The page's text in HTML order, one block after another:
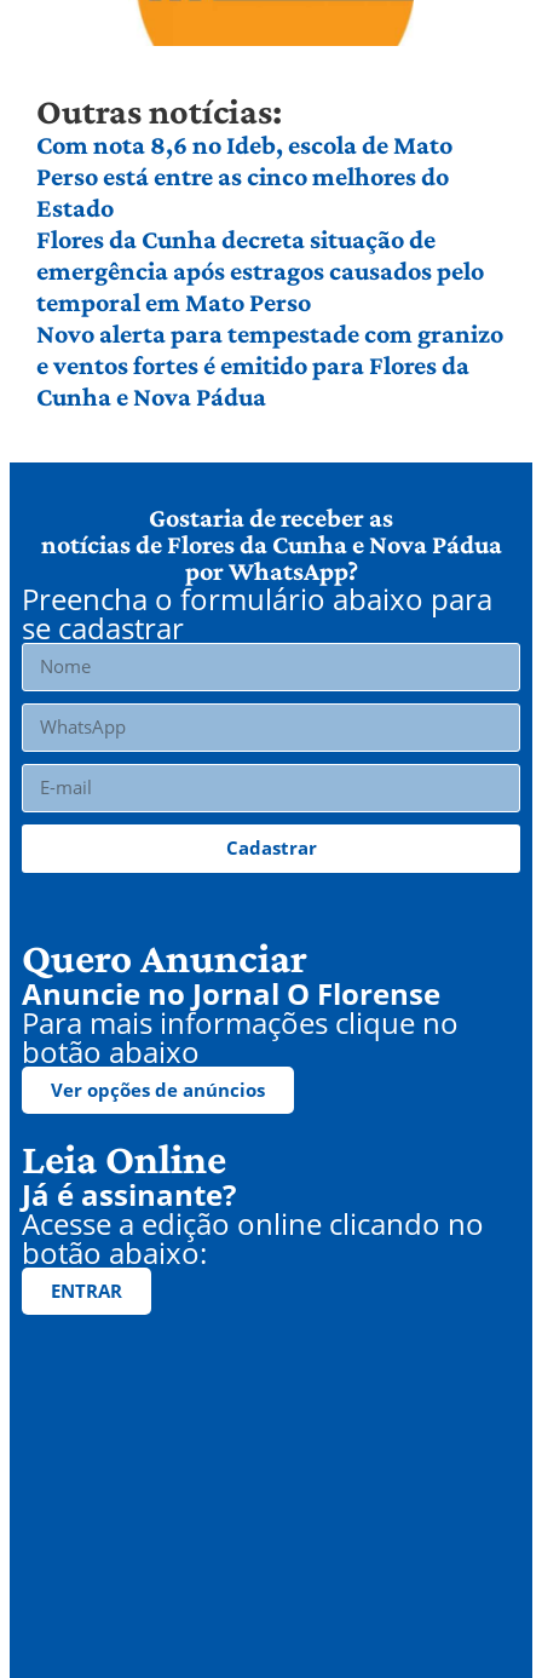
Outras notícias:
Com nota 8,6 no Ideb, escola de Mato
Perso está entre as cinco melhores do
Estado
Flores da Cunha decreta situação de
emergência após estragos causados pelo
temporal em Mato Perso
Novo alerta para tempestade com granizo
e ventos fortes é emitido para Flores da
Cunha e Nova Pádua
Gostaria de receber as
notícias de Flores da Cunha e Nova Pádua
por WhatsApp?
Preencha o formulário abaixo para
se cadastrar
Cadastrar
Quero Anunciar
Anuncie no Jornal O Florense
Para mais informações clique no
botão abaixo
Ver opções de anúncios
Leia Online
Já é assinante?
Acesse a edição online clicando no
botão abaixo:
ENTRAR